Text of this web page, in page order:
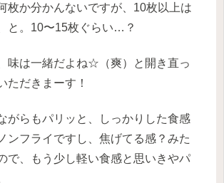
枚か分かんないですが、10枚以上は
と。10〜15枚ぐらい…？
味は一緒だよね☆（爽）と開き直っ
だきまーす！
がらもパリッと、しっかりした食感
ンフライですし、焦げてる感？みた
で、もう少し軽い食感と思いきやパ